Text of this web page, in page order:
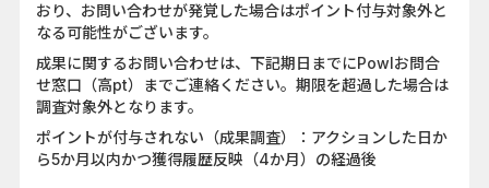
おり、お問い合わせが発覚した場合はポイント付与対象外と
なる可能性がございます。
成果に関するお問い合わせは、下記期日までにPowlお問合
せ窓口（高pt）までご連絡ください。期限を超過した場合は
調査対象外となります。
ポイントが付与されない（成果調査）：アクションした日か
ら5か月以内かつ獲得履歴反映（4か月）の経過後